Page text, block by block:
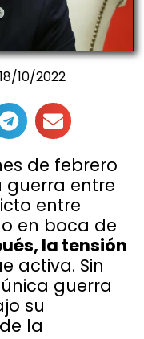
18/10/2022
de febrero
guerra entre
entre
en boca de
la tensión
activa. Sin
guerra
su
la